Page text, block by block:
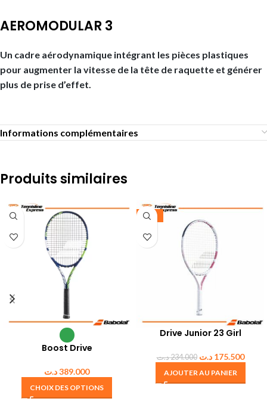
AEROMODULAR 3
Un cadre aérodynamique intégrant les pièces plastiques
pour augmenter la vitesse de la tête de raquette et générer
plus de prise d’effet.
Informations complémentaires
Produits similaires
Boost Drive
389.000د.ت
CHOIX DES OPTIONS
-25%
Drive Junior 23 Girl
234.000د.ت 175.500 د.ت
AJOUTER AU PANIER